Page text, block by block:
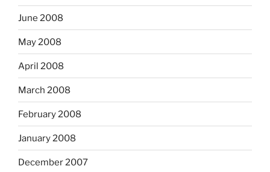
June 2008
May 2008
April 2008
March 2008
February 2008
January 2008
December 2007